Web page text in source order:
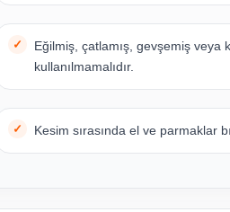
Eğilmiş, çatlamış, gevşemiş veya
kullanılmamalıdır.
Kesim sırasında el ve parmaklar